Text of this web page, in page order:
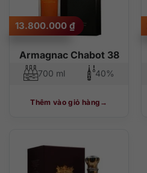
Armagnac Chabot 38
13.800.000 ₫
700 ml 40%
Thêm vào giỏ hàng